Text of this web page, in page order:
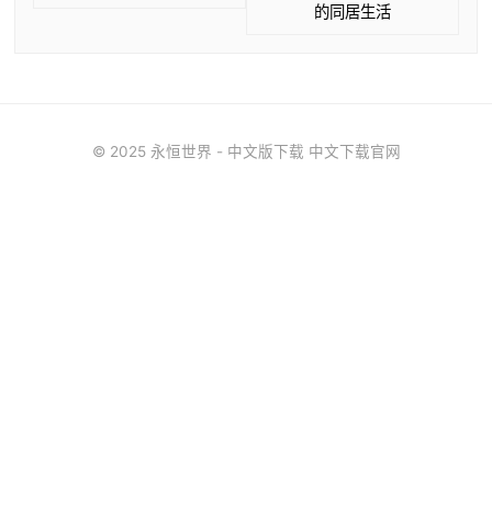
的同居生活
© 2025 永恒世界 - 中文版下载 中文下载官网